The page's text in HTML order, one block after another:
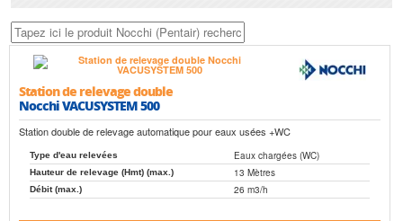
Station de relevage double
Nocchi VACUSYSTEM 500
Station double de relevage automatique pour eaux usées +WC
Type d'eau relevées Eaux chargées (WC)
Hauteur de relevage (Hmt) (max.) 13 Mètres
Débit (max.) 26 m3/h